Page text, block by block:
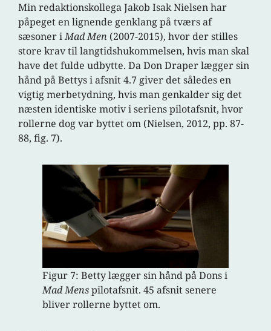
Min redaktionskollega Jakob Isak Nielsen har
påpeget en lignende genklang på tværs af
sæsoner iMad Men (2007-2015), hvor der stilles
store krav til langtidshukommelsen, hvis man skal
have det fulde udbytte. Da Don Draper lægger sin
hånd på Bettys i afsnit 4.7 giver det således en
vigtig merbetydning, hvis man genkalder sig det
næsten identiske motiv i seriens pilotafsnit, hvor
rollerne dog var byttet om (Nielsen, 2012, pp. 87-
88, fig. 7).
Figur 7: Betty lægger sin hånd på Dons i
Mad Menspilotafsnit. 45 afsnit senere
bliver rollerne byttet om.